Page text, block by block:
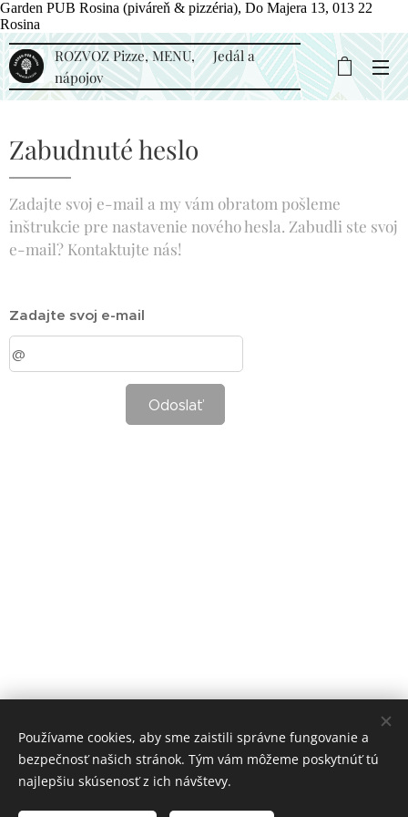
Garden PUB Rosina (piváreň & pizzéria), Do Majera 13, 013 22
Rosina
ROZVOZ Pizze, MENU, Jedál a
nápojov
Zabudnuté heslo
Zadajte svoj e-mail a my vám obratom pošleme
inštrukcie pre nastavenie nového hesla. Zabudli ste svoj
e-mail? Kontaktujte nás!
Zadajte svoj e-mail
Odoslať
Vytvorené službouWebnode
Používame cookies, aby sme zaistili správne fungovanie a
bezpečnosť našich stránok. Tým vám môžeme poskytnúť tú
najlepšiu skúsenosť z ich návštevy.